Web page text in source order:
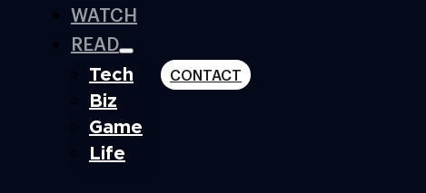
WATCH
READ
Tech
Biz
Game
Life
CONTACT